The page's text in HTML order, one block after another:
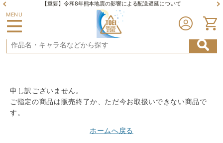
【重要】令和8年熊本地震の影響による配送遅延について
MENU
申し訳ございません。
ご指定の商品は販売終了か、ただ今お取扱いできない商品で
す。
ホームへ戻る